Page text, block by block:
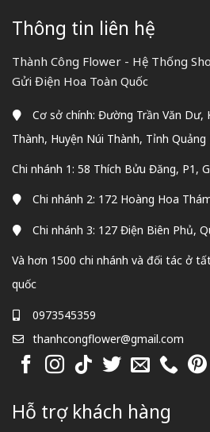
Thông tin liên hệ
Thành Công Flower - Hệ Thống
Gửi Điện Hoa Toàn Quốc
Cơ sở chính: Đường Trần Văn Dư,
Thành, Huyện Núi Thành, Tỉnh Quảng
Chi nhánh 1: 58 Thích Bửu Đăng, P1,
Chi nhánh 2: 172 Hoàng Hoa
Chi nhánh 3: 127 Điện Biên Phủ,
Và hơn 1500 chi nhánh và đối tác ở
quốc
0973545359
thanhcongflower@gmail.com
Hỗ trợ khách hàng